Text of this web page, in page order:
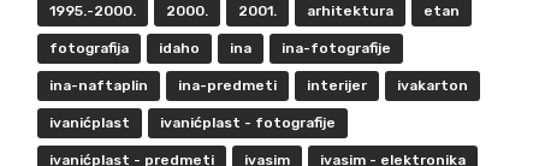
1995.-2000. 2000. 2001. arhitektura etan
fotografija idaho ina ina-fotografije
ina-naftaplin ina-predmeti interijer ivakarton
ivanićplast ivanićplast - fotografije
ivanićplast - predmeti ivasim ivasim - elektronika